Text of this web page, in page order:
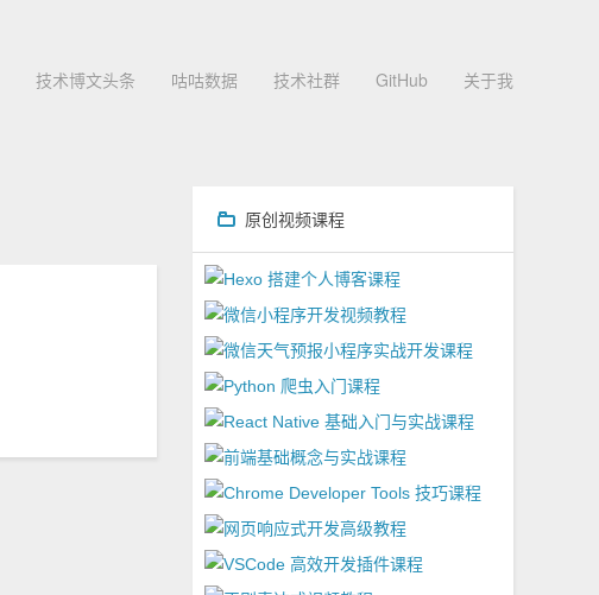
技术博文头条 咕咕数据 技术社群 GitHub 关于我
原创视频课程